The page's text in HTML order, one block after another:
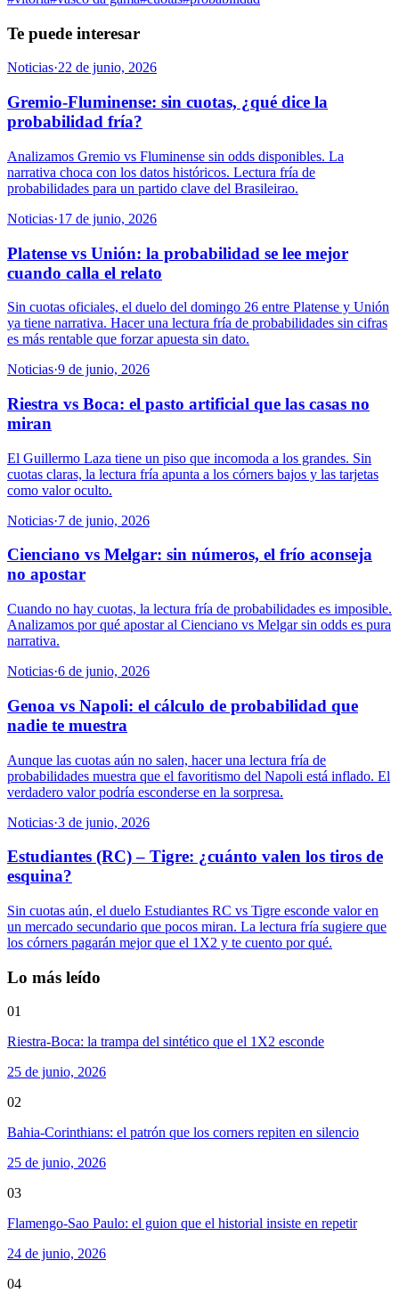
Te puede interesar
Noticias·22 de junio, 2026
Gremio-Fluminense: sin cuotas, ¿qué dice la
probabilidad fría?
Analizamos Gremio vs Fluminense sin odds disponibles. La
narrativa choca con los datos históricos. Lectura fría de
probabilidades para un partido clave del Brasileirao.
Noticias·17 de junio, 2026
Platense vs Unión: la probabilidad se lee mejor
cuando calla el relato
Sin cuotas oficiales, el duelo del domingo 26 entre Platense y Unión
ya tiene narrativa. Hacer una lectura fría de probabilidades sin cifras
es más rentable que forzar apuesta sin dato.
Noticias·9 de junio, 2026
Riestra vs Boca: el pasto artificial que las casas no
miran
El Guillermo Laza tiene un piso que incomoda a los grandes. Sin
cuotas claras, la lectura fría apunta a los córners bajos y las tarjetas
como valor oculto.
Noticias·7 de junio, 2026
Cienciano vs Melgar: sin números, el frío aconseja
no apostar
Cuando no hay cuotas, la lectura fría de probabilidades es imposible.
Analizamos por qué apostar al Cienciano vs Melgar sin odds es pura
narrativa.
Noticias·6 de junio, 2026
Genoa vs Napoli: el cálculo de probabilidad que
nadie te muestra
Aunque las cuotas aún no salen, hacer una lectura fría de
probabilidades muestra que el favoritismo del Napoli está inflado. El
verdadero valor podría esconderse en la sorpresa.
Noticias·3 de junio, 2026
Estudiantes (RC) – Tigre: ¿cuánto valen los tiros de
esquina?
Sin cuotas aún, el duelo Estudiantes RC vs Tigre esconde valor en
un mercado secundario que pocos miran. La lectura fría sugiere que
los córners pagarán mejor que el 1X2 y te cuento por qué.
Lo más leído
01
Riestra-Boca: la trampa del sintético que el 1X2 esconde
25 de junio, 2026
02
Bahia-Corinthians: el patrón que los corners repiten en silencio
25 de junio, 2026
03
Flamengo-Sao Paulo: el guion que el historial insiste en repetir
24 de junio, 2026
04